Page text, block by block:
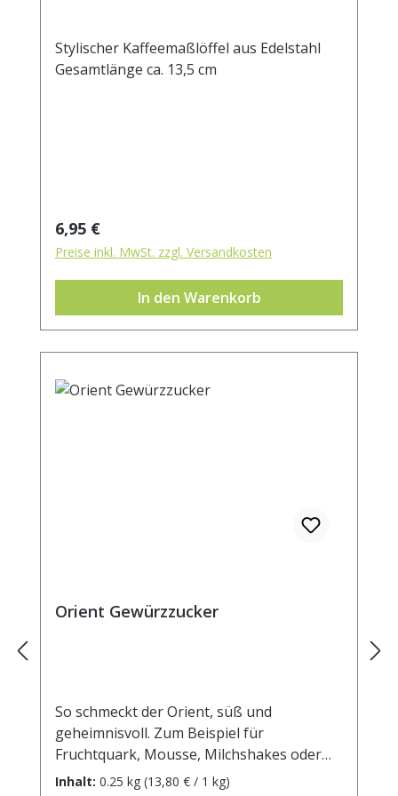
Stylischer Kaffeemaßlöffel aus Edelstahl
Gesamtlänge ca. 13,5 cm
Regulärer Preis:
6,95 €
Preise inkl. MwSt. zzgl. Versandkosten
In den Warenkorb
Orient Gewürzzucker
So schmeckt der Orient, süß und
geheimnisvoll. Zum Beispiel für
Fruchtquark, Mousse, Milchshakes oder
Milchreis. Zutaten: Rohrohrzucker, Zimt,
Inhalt: 0.25 kg (13,80 € / 1 kg)